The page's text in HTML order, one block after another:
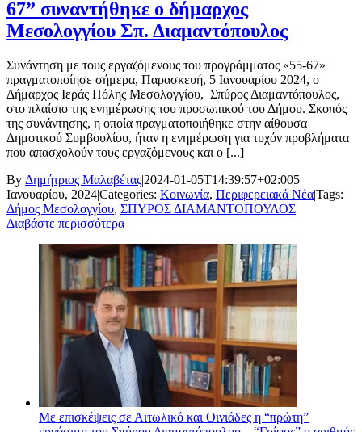
67” συναντήθηκε ο δήμαρχος
Μεσολογγίου Σπ. Διαμαντόπουλος
Συνάντηση με τους εργαζόμενους του προγράμματος «55-67»
πραγματοποίησε σήμερα, Παρασκευή, 5 Ιανουαρίου 2024, ο
Δήμαρχος Ιεράς Πόλης Μεσολογγίου, Σπύρος Διαμαντόπουλος,
στο πλαίσιο της ενημέρωσης του προσωπικού του Δήμου. Σκοπός
της συνάντησης, η οποία πραγματοποιήθηκε στην αίθουσα
Δημοτικού Συμβουλίου, ήταν η ενημέρωση για τυχόν προβλήματα
που απασχολούν τους εργαζόμενους και ο [...]
By Δημήτριος Μαλαβέτας|2024-01-05T14:39:57+02:005
Ιανουαρίου, 2024|Categories: Κοινωνία, Περιφερειακά Νέα|Tags:
Δήμος Μεσολογγίου, ΣΠΥΡΟΣ ΔΙΑΜΑΝΤΟΠΟΥΛΟΣ|
Διαβάστε περισσότερα
Με επισκέψεις σε Αιτωλικό και Οινιάδες η “πρώτη”